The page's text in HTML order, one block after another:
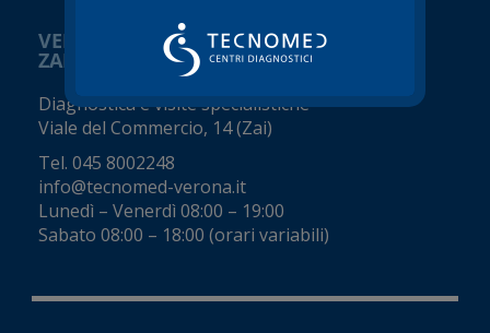
VERONA
ZAI - Viale del Commercio
Diagnostica e visite specialistiche
Viale del Commercio, 14 (Zai)
Tel. 045 8002248
info@tecnomed-verona.it
Lunedì – Venerdì 08:00 – 19:00
Sabato 08:00 – 18:00 (orari variabili)